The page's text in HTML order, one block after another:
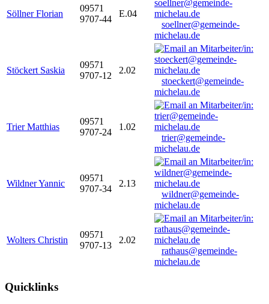
Söllner Florian
09571
9707-44
E.04
soellner@gemeinde-
michelau.de
Stöckert Saskia
09571
9707-12
2.02
stoeckert@gemeinde-
michelau.de
Trier Matthias
09571
9707-24
1.02
trier@gemeinde-
michelau.de
Wildner Yannic
09571
9707-34
2.13
wildner@gemeinde-
michelau.de
Wolters Christin
09571
9707-13
2.02
rathaus@gemeinde-
michelau.de
Quicklinks